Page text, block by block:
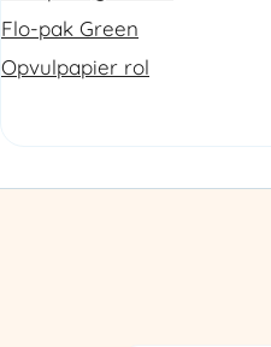
Flo-pak Green
Opvulpapier rol